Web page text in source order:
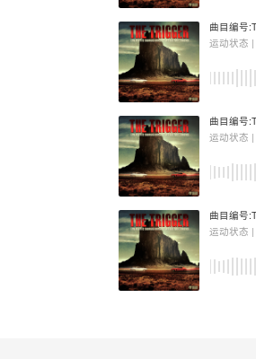
曲目编号
运动状态 |
曲目编号
运动状态 |
曲目编号
运动状态 |